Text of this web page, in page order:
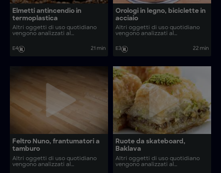
Elmetti antincendio in
termoplastica
Altri oggetti di uso quotidiano
vengono analizzati al
realizzati oggetti come sculture
in vimini e tostatori di caffè?
E4 21 min
Orologi in legno, biciclette in
acciaio
Altri oggetti di uso quotidiano
vengono analizzati al
realizzati oggetti come cibo
crudo per animali e lanterne
E3 22 min
Feltro Nuno, frantumatori a
tamburo
Altri oggetti di uso quotidiano
vengono analizzati al
Ruote da skateboard,
Baklava
Altri oggetti di uso quotidiano
vengono analizzati al